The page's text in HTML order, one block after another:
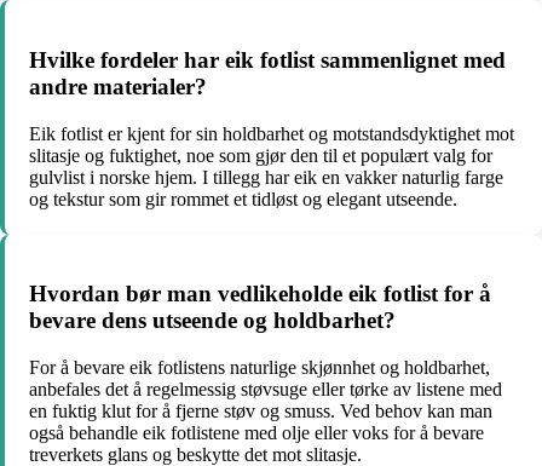
Hvilke fordeler har eik fotlist sammenlignet med
andre materialer?
Eik fotlist er kjent for sin holdbarhet og motstandsdyktighet mot
slitasje og fuktighet, noe som gjør den til et populært valg for
gulvlist i norske hjem. I tillegg har eik en vakker naturlig farge
og tekstur som gir rommet et tidløst og elegant utseende.
Hvordan bør man vedlikeholde eik fotlist for å
bevare dens utseende og holdbarhet?
For å bevare eik fotlistens naturlige skjønnhet og holdbarhet,
anbefales det å regelmessig støvsuge eller tørke av listene med
en fuktig klut for å fjerne støv og smuss. Ved behov kan man
også behandle eik fotlistene med olje eller voks for å bevare
treverkets glans og beskytte det mot slitasje.